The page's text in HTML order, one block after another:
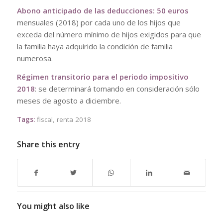
Abono anticipado de las deducciones: 50 euros
mensuales (2018) por cada uno de los hijos que
exceda del número mínimo de hijos exigidos para que
la familia haya adquirido la condición de familia
numerosa.
Régimen transitorio para el periodo impositivo
2018: se determinará tomando en consideración sólo
meses de agosto a diciembre.
Tags: fiscal renta 2018
Share this entry
You might also like